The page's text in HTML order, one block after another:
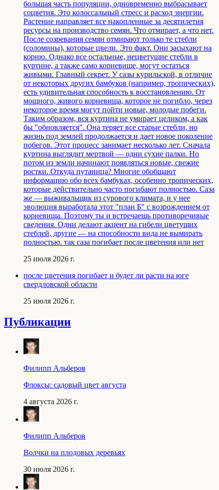
большая часть популяции, одновременно выбрасывает
соцветия. Это колоссальный стресс и расход энергии.
Растение направляет все накопленные за десятилетия
ресурсы на производство семян. Что отмирает, а что нет.
После созревания семян отмирают только те стебли
(соломины), которые цвели. Это факт. Они засыхают на
корню. Однако все остальные, нецветущие стебли в
куртине, а также само корневище, могут остаться
живыми. Главный секрет. У сазы курильской, в отличие
от некоторых других бамбуков (например, тропических),
есть удивительная способность к восстановлению. От
мощного, живого корневища, которое не погибло, через
некоторое время могут пойти новые, молодые побеги.
Таким образом, вся куртина не умирает целиком, а как
бы "обновляется". Она теряет все старые стебли, но
жизнь под землей продолжается и дает новое поколение
побегов. Этот процесс занимает несколько лет. Сначала
куртина выглядит мертвой — одни сухие палки. Но
потом из земли начинают появляться новые, свежие
ростки. Откуда путаница? Многие обобщают
информацию обо всех бамбуках, особенно тропических,
которые действительно часто погибают полностью. Саза
же — выживальщик из сурового климата, и у нее
эволюция выработала этот "план Б" с возрождением от
корневища. Поэтому ты и встречаешь противоречивые
сведения. Одни делают акцент на гибели цветущих
стеблей, другие — на способности вида не вымирать
полностью. так саза погибает после цветения или нет
25 июля 2026 г.
после цветения погибает и будет ли расти на юге
свердловской области
25 июля 2026 г.
Публикации
Филипп Альберов
Флоксы: садовый цвет августа
4 августа 2026 г.
Филипп Альберов
Волчки на плодовых деревьях
30 июля 2026 г.